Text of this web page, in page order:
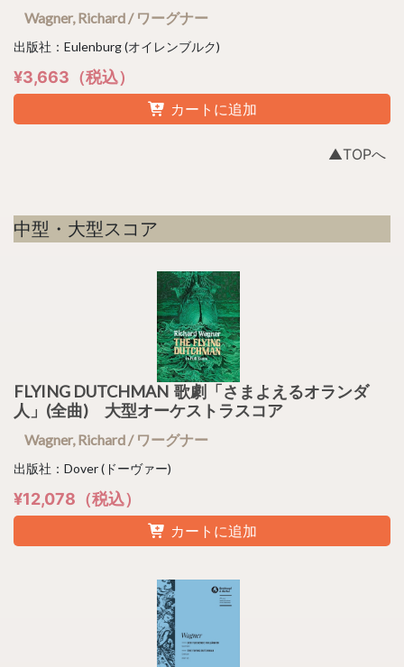
Wagner, Richard / ワーグナー
出版社：Eulenburg (オイレンブルク)
¥3,663（税込）
カートに追加
▲TOPへ
中型・大型スコア
FLYING DUTCHMAN 歌劇「さまよえるオランダ
人」(全曲) 大型オーケストラスコア
Wagner, Richard / ワーグナー
出版社：Dover (ドーヴァー)
¥12,078（税込）
カートに追加